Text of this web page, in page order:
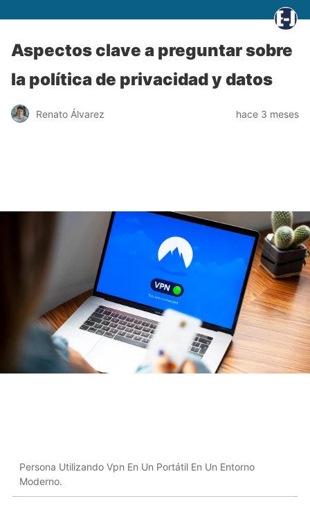
Aspectos clave a preguntar sobre
la política de privacidad y datos
Renato Álvarez hace 3 meses
Persona Utilizando Vpn En Un Portátil En Un Entorno
Moderno.